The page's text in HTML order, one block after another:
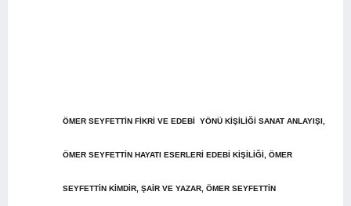
ÖMER SEYFETTİN FİKRİ VE EDEBİ YÖNÜ KİŞİLİĞİ SANAT ANLAYIŞI,
ÖMER SEYFETTİN HAYATI ESERLERİ EDEBİ KİŞİLİĞİ, ÖMER
SEYFETTİN KİMDİR, ŞAİR VE YAZAR, ÖMER SEYFETTİN